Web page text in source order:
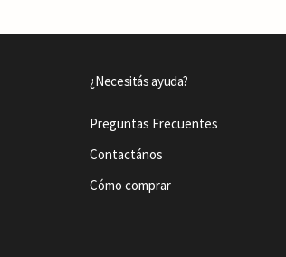
¿Necesitás ayuda?
Preguntas Frecuentes
Contactános
Cómo comprar